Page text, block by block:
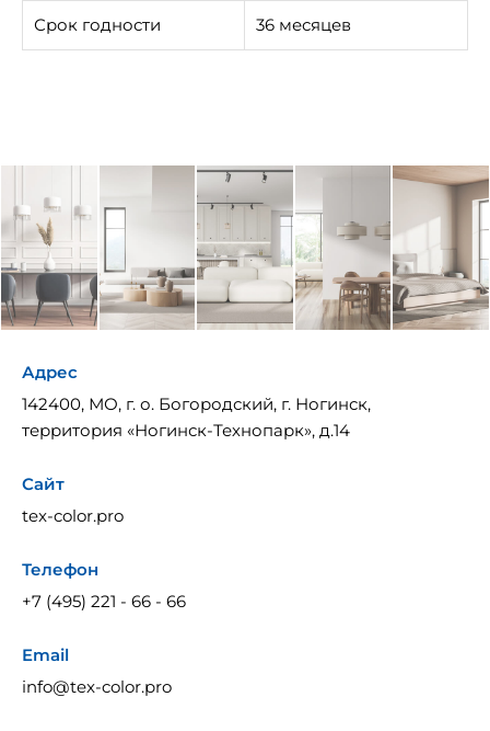
Срок годности 36 месяцев
Адрес
142400, МО, г. о. Богородский, г. Ногинск,
территория «Ногинск-Технопарк», д.14
Сайт
tex-color.pro
Телефон
+7 (495) 221 - 66 - 66
Email
info@tex-color.pro